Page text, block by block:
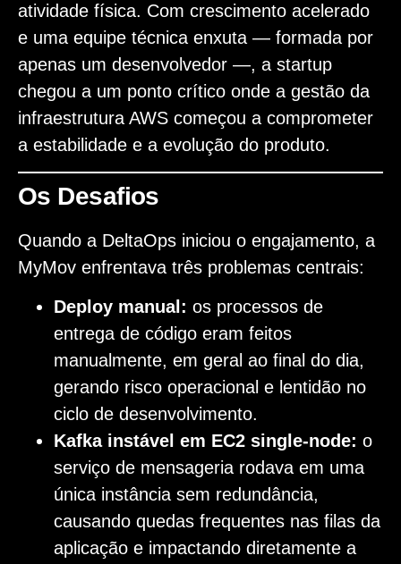
atividade física. Com crescimento acelerado
e uma equipe técnica enxuta — formada por
apenas um desenvolvedor —, a startup
chegou a um ponto crítico onde a gestão da
infraestrutura AWS começou a comprometer
a estabilidade e a evolução do produto.
Os Desafios
Quando a DeltaOps iniciou o engajamento, a
MyMov enfrentava três problemas centrais:
Deploy manual: os processos de
entrega de código eram feitos
manualmente, em geral ao final do dia,
gerando risco operacional e lentidão no
ciclo de desenvolvimento.
Kafka instável em EC2 single-node: o
serviço de mensageria rodava em uma
única instância sem redundância,
causando quedas frequentes nas filas da
aplicação e impactando diretamente a